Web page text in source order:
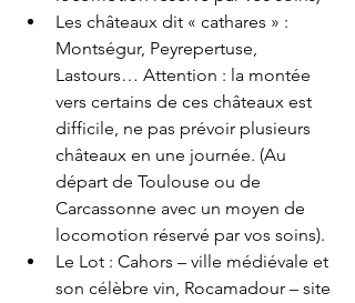
Les châteaux dit « cathares » :
Montségur, Peyrepertuse,
Lastours… Attention : la montée
vers certains de ces châteaux est
difficile, ne pas prévoir plusieurs
châteaux en une journée. (Au
départ de Toulouse ou de
Carcassonne avec un moyen de
locomotion réservé par vos soins).
Le Lot : Cahors – ville médiévale et
son célèbre vin, Rocamadour – site